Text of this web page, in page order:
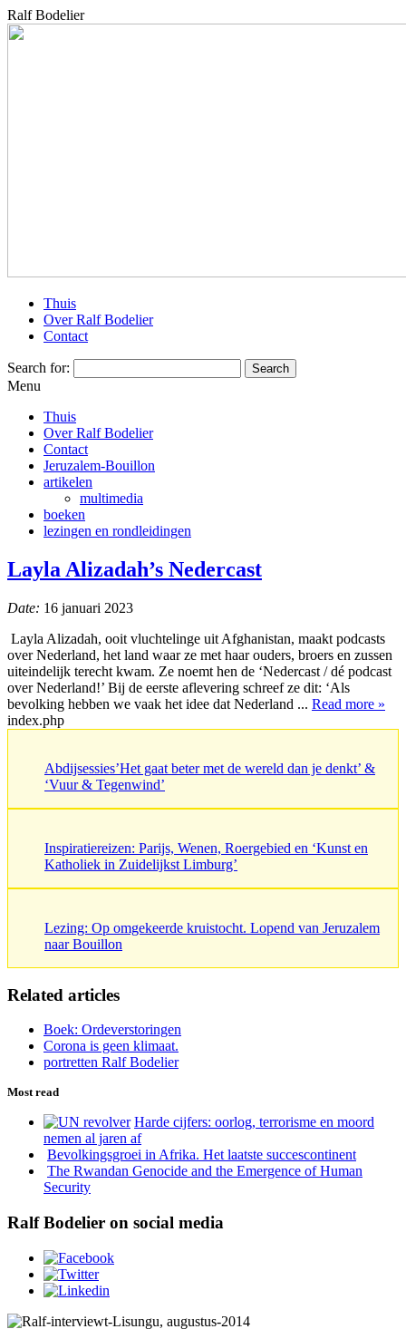
Ralf Bodelier
Thuis
Over Ralf Bodelier
Contact
Search for:
Menu
Thuis
Over Ralf Bodelier
Contact
Jeruzalem-Bouillon
artikelen
multimedia
boeken
lezingen en rondleidingen
Layla Alizadah’s Nedercast
Date: 16 januari 2023
Layla Alizadah, ooit vluchtelinge uit Afghanistan, maakt podcasts
over Nederland, het land waar ze met haar ouders, broers en zussen
uiteindelijk terecht kwam. Ze noemt hen de ‘Nedercast / dé podcast
over Nederland!’ Bij de eerste aflevering schreef ze dit: ‘Als
bevolking hebben we vaak het idee dat Nederland ... Read more »
index.php
Abdijsessies’Het gaat beter met de wereld dan je denkt’ &
‘Vuur & Tegenwind’
Inspiratiereizen: Parijs, Wenen, Roergebied en ‘Kunst en
Katholiek in Zuidelijkst Limburg’
Lezing: Op omgekeerde kruistocht. Lopend van Jeruzalem
naar Bouillon
Related articles
Boek: Ordeverstoringen
Corona is geen klimaat.
portretten Ralf Bodelier
Most read
Harde cijfers: oorlog, terrorisme en moord
nemen al jaren af
Bevolkingsgroei in Afrika. Het laatste succescontinent
The Rwandan Genocide and the Emergence of Human
Security
Ralf Bodelier on social media